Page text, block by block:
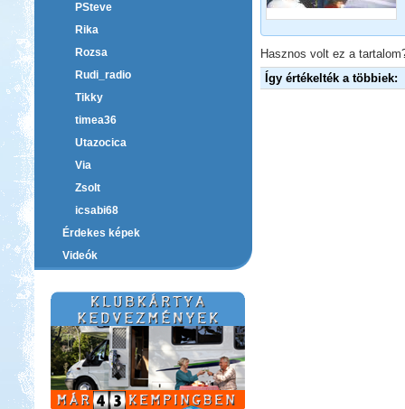
PSteve
Rika
Rozsa
Rudi_radio
Tikky
timea36
Utazocica
Via
Zsolt
icsabi68
Érdekes képek
Videók
Hasznos volt ez a
Így értékelték a többiek: